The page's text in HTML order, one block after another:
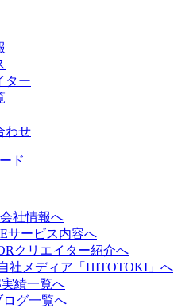
ター
わせ
ド
会社情報へ
サービス内容へ
クリエイター紹介へ
社メディア「HITOTOKI」へ
実績一覧へ
ログ一覧へ